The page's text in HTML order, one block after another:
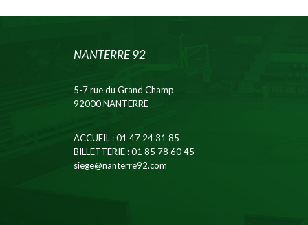
NANTERRE 92
5-7 rue du Grand Champ
92000 NANTERRE
ACCUEIL: 01 47 24 31 85
BILLETTERIE: 01 85 78 60 45
siege@nanterre92.com